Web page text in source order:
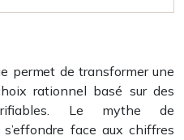
permet de transformer une
rationnel basé sur des
Le mythe de
s’effondre face aux chiffres